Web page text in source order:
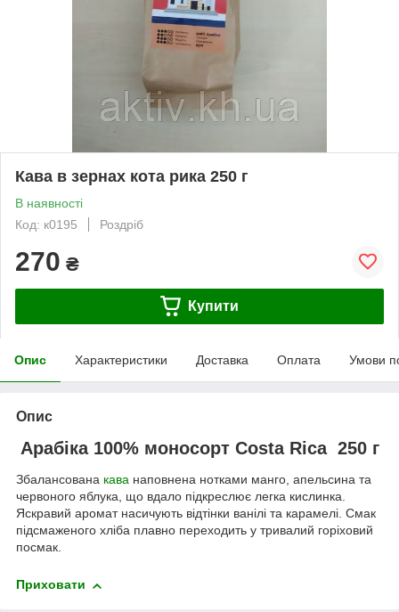
Кава в зернах кота рика 250 г
В наявності
Код: к0195
Роздріб
270 ₴
Купити
Опис Характеристики Доставка Оплата Умови
Опис
Арабіка 100% моносорт Costa Rica 250 г
Збалансована кава наповнена нотками манго, апельсина та
червоного яблука, що вдало підкреслює легка кислинка.
Яскравий аромат насичують відтінки ванілі та карамелі. Смак
підсмаженого хліба плавно переходить у тривалий горіховий
посмак.
Приховати